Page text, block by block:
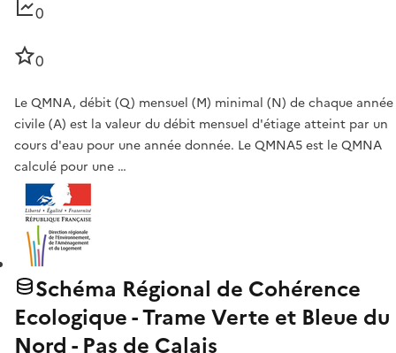
0
0
Le QMNA, débit (Q) mensuel (M) minimal (N) de chaque année
civile (A) est la valeur du débit mensuel d'étiage atteint par un
cours d'eau pour une année donnée. Le QMNA5 est le QMNA
calculé pour une …
Schéma Régional de Cohérence
Ecologique - Trame Verte et Bleue du
Nord - Pas de Calais